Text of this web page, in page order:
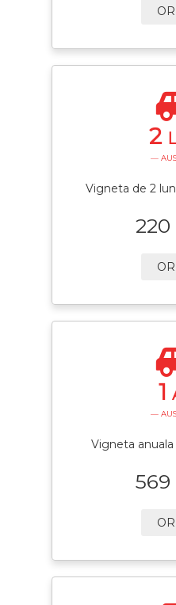
2
—
Vigneta de 2
220
1
—
Vigneta
569